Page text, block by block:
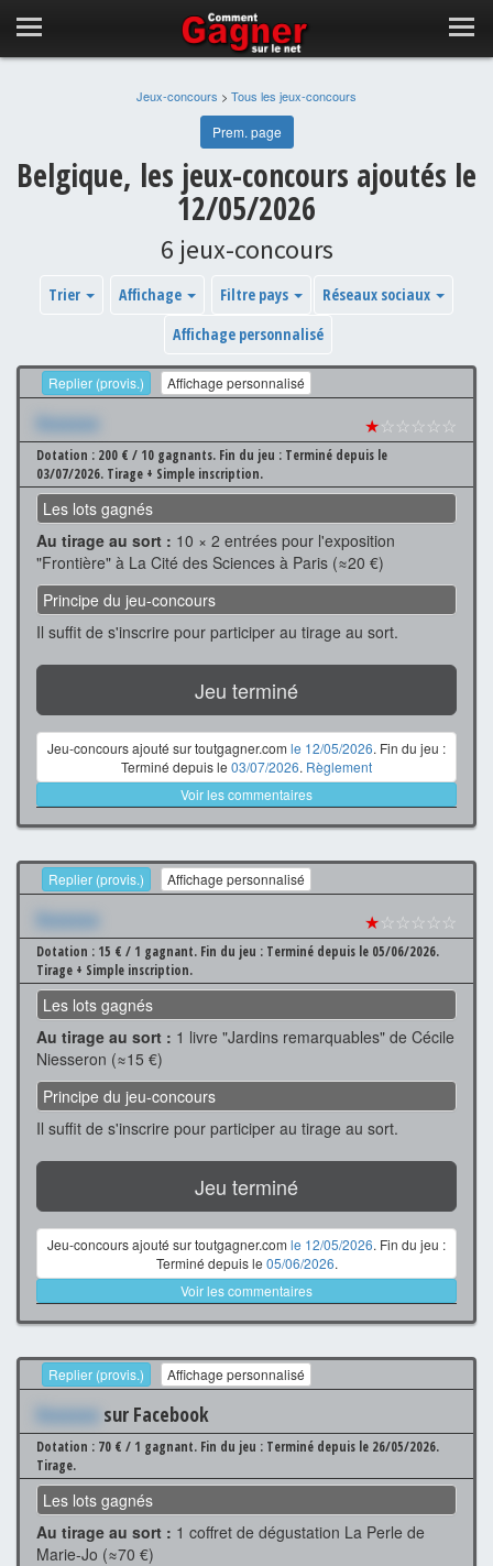
Jeux-concours > Tous les jeux-concours
Prem. page
Belgique, les jeux-concours ajoutés le
12/05/2026
6 jeux-concours
Trier Affichage Filtre pays
Réseaux sociaux
Affichage personnalisé
Replier (provis.) Affichage personnalisé
Xxxxxxx ★☆☆☆☆☆
Dotation : 200 € / 10 gagnants. Fin du jeu : Terminé depuis le
03/07/2026. Tirage + Simple inscription.
Les lots gagnés
Au tirage au sort : 10 × 2 entrées pour l'exposition
"Frontière" à La Cité des Sciences à Paris (≈20 €)
Principe du jeu-concours
Il suffit de s'inscrire pour participer au tirage au sort.
Jeu terminé
Jeu-concours ajouté sur toutgagner.com le 12/05/2026. Fin du jeu :
Terminé depuis le 03/07/2026. Règlement
Voir les commentaires
Replier (provis.) Affichage personnalisé
Xxxxxxx ★☆☆☆☆☆
Dotation : 15 € / 1 gagnant. Fin du jeu : Terminé depuis le 05/06/2026.
Tirage + Simple inscription.
Les lots gagnés
Au tirage au sort : 1 livre "Jardins remarquables" de Cécile
Niesseron (≈15 €)
Principe du jeu-concours
Il suffit de s'inscrire pour participer au tirage au sort.
Jeu terminé
Jeu-concours ajouté sur toutgagner.com le 12/05/2026. Fin du jeu :
Terminé depuis le 05/06/2026.
Voir les commentaires
Replier (provis.) Affichage personnalisé
Xxxxxxx sur Facebook
Dotation : 70 € / 1 gagnant. Fin du jeu : Terminé depuis le 26/05/2026.
Tirage.
Les lots gagnés
Au tirage au sort : 1 coffret de dégustation La Perle de
Marie-Jo (≈70 €)